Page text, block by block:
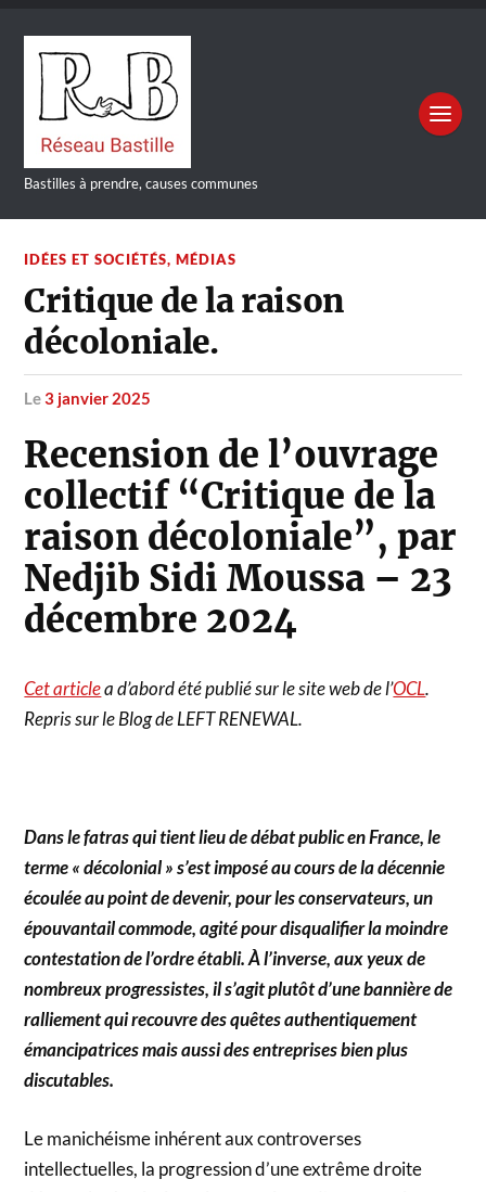
Bastilles à prendre, causes communes
IDÉES ET SOCIÉTÉS,MÉDIAS
Critique de la raison
décoloniale.
le3 janvier 2025
Recension de l’ouvrage
collectif “Critique de la
raison décoloniale”, par
Nedjib Sidi Moussa – 23
décembre 2024
Cet articlea d’abord été publié sur le site web de l’OCL.
Repris sur le Blog de LEFT RENEWAL.
Dans le fatras qui tient lieu de débat public en France, le
terme « décolonial » s’est imposé au cours de la décennie
écoulée au point de devenir, pour les conservateurs, un
épouvantail commode, agité pour disqualifier la moindre
contestation de l’ordre établi. À l’inverse, aux yeux de
nombreux progressistes, il s’agit plutôt d’une bannière de
ralliement qui recouvre des quêtes authentiquement
émancipatrices mais aussi des entreprises bien plus
discutables.
Le manichéisme inhérent aux controverses
intellectuelles, la progression d’une extrême droite